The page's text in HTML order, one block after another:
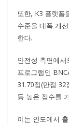
또한, K3 플랫폼
수준을 대폭 개
한다.
안전성 측면에
프로그램인
31.70점(만점
등 높은 점수를
이는 인도에서